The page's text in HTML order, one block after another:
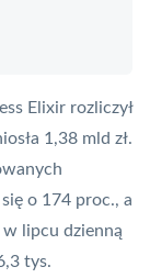
Elixir rozliczył
1,38 mld zł.
o 174 proc., a
lipcu dzienną
tys.